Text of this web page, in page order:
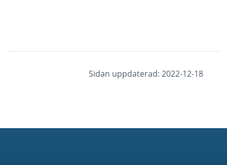
Sidan uppdaterad: 2022-12-18